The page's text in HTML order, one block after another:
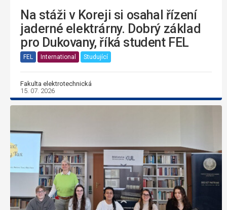
Na stáži v Koreji si osahal řízení
jaderné elektrárny. Dobrý základ
pro Dukovany, říká student FEL
FEL International Studující
Fakulta elektrotechnická
15. 07. 2026